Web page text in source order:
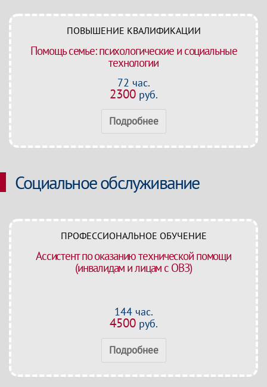
ПОВЫШЕНИЕ КВАЛИФИКАЦИИ
Помощь семье: психологические и социальные
технологии
72 час.
2300руб.
Подробнее
Социальное обслуживание
ПРОФЕССИОНАЛЬНОЕ ОБУЧЕНИЕ
Ассистент по оказанию технической помощи
(инвалидам и лицам с ОВЗ)
144 час.
4500руб.
Подробнее